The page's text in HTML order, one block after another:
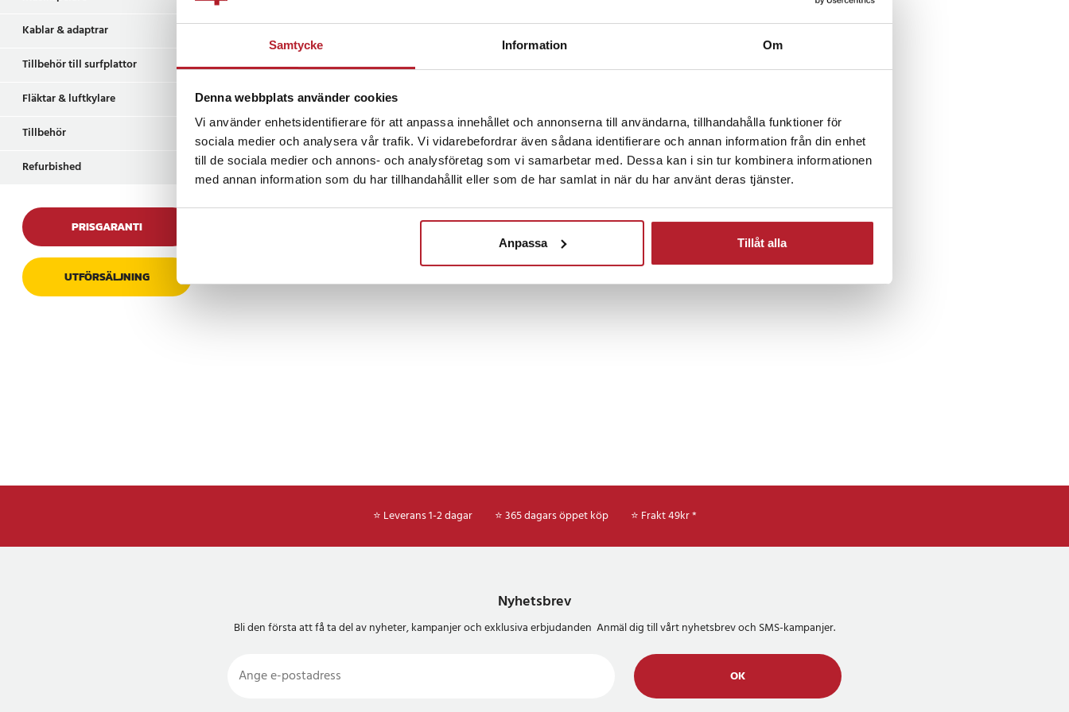
Samtycke Information Om
Denna webbplats använder cookies
Vi använder enhetsidentifierare för att anpassa innehållet och annonserna till användarna, tillhandahålla funktioner för
sociala medier och analysera vår trafik. Vi vidarebefordrar även sådana identifierare och annan information från din enhet
till de sociala medier och annons- och analysföretag som vi samarbetar med. Dessa kan i sin tur kombinera informationen
med annan information som du har tillhandahållit eller som de har samlat in när du har använt deras tjänster.
Anpassa Tillåt alla
Kablar & adaptrar
Tillbehör till surfplattor
Fläktar & luftkylare
Tillbehör
Refurbished
PRISGARANTI
UTFÖRSÄLJNING
vardagsrummet med denna mångsidiga vägglampa.
Med sin justerbara ljusstyrka passar den utmärkt som
roterbara lamphållare gör det enkelt att rikta ljuset
precis där det behövs.
Multifunktionell med integrerad USB och
trådlös laddning
Den inbyggda trådlösa laddplattan och USB-uttaget
gör lampan till mer än bara en ljuskälla. Ladda mobilen
Den är både praktisk och estetiskt tilltalande, vilket
gör installationen smidig och resultatet stilrent i alla
miljöer.
Specifikation
- Effekt: 3W+7W
Belysning Hemelektronik
⭐ Leverans 1-2 dagar ⭐ 365 dagars öppet köp ⭐ Frakt 49kr *
Nyhetsbrev
Bli den första att få ta del av nyheter, kampanjer och exklusiva erbjudanden Anmäl dig till vårt nyhetsbrev och SMS-kampanjer.
OK